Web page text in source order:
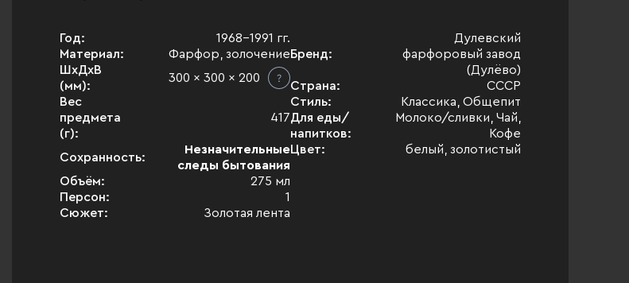
Год:
1968-1991 гг.
Материал:
Фарфор, золочение
ШхДхВ
(мм):
300 x 300 x 200
Вес
предмета
(г):
417
Сохранность:
Незначительные
следы бытования
Объём:
275 мл
Персон:
1
Сюжет:
Золотая лента
Бренд:
Дулевский
фарфоровый завод
(Дулёво)
Страна:
СССР
Стиль:
Классика, Общепит
Для еды/
напитков:
Молоко/сливки, Чай,
Кофе
Цвет:
белый, золотистый